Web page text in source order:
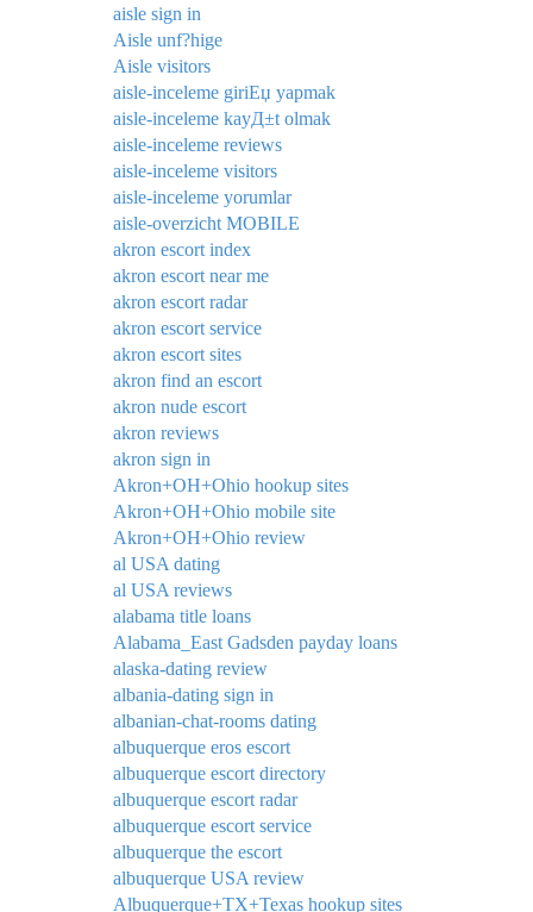
aisle sign in
Aisle unf?hige
Aisle visitors
aisle-inceleme giriЕџ yapmak
aisle-inceleme kayД±t olmak
aisle-inceleme reviews
aisle-inceleme visitors
aisle-inceleme yorumlar
aisle-overzicht MOBILE
akron escort index
akron escort near me
akron escort radar
akron escort service
akron escort sites
akron find an escort
akron nude escort
akron reviews
akron sign in
Akron+OH+Ohio hookup sites
Akron+OH+Ohio mobile site
Akron+OH+Ohio review
al USA dating
al USA reviews
alabama title loans
Alabama_East Gadsden payday loans
alaska-dating review
albania-dating sign in
albanian-chat-rooms dating
albuquerque eros escort
albuquerque escort directory
albuquerque escort radar
albuquerque escort service
albuquerque the escort
albuquerque USA review
Albuquerque+TX+Texas hookup sites